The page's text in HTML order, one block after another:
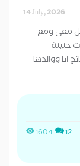
14 July, 2026
معى ومع
حنينة
انا ووالدها
1604 12